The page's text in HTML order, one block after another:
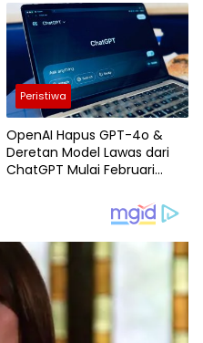
Peristiwa
OpenAI Hapus GPT-4o &
Deretan Model Lawas dari
ChatGPT Mulai Februari
Migrasi ke GPT-5.2